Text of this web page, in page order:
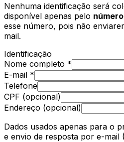
Nenhuma identificação será
disponível apenas pelo
esse número, pois não
mail.
Identificação
Nome completo *
E-mail *
Telefone
CPF (opcional)
Endereço (opcional)
Dados usados apenas para o
e envio de resposta por e-mail